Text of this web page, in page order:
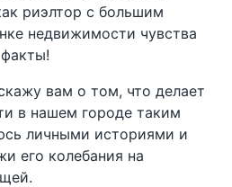
риэлтор с большим
недвижимости чувства
вам о том, что делает
в нашем городе таким
личными историями и
его колебания на